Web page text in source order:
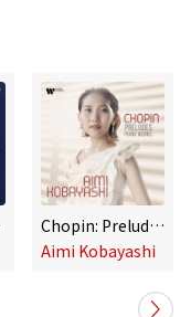
Chopin: Preludes & Piano Works
Aimi Kobayashi